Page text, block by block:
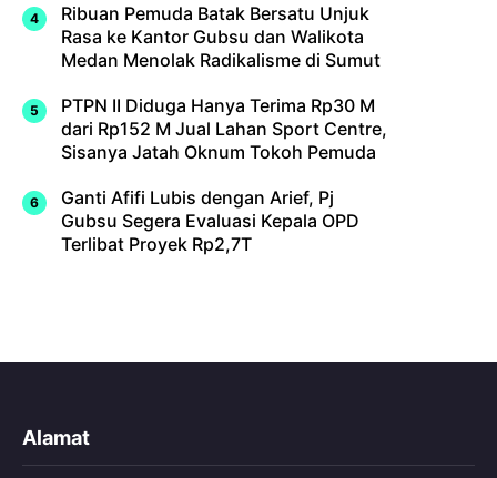
Ribuan Pemuda Batak Bersatu Unjuk
Rasa ke Kantor Gubsu dan Walikota
Medan Menolak Radikalisme di Sumut
PTPN II Diduga Hanya Terima Rp30 M
dari Rp152 M Jual Lahan Sport Centre,
Sisanya Jatah Oknum Tokoh Pemuda
Ganti Afifi Lubis dengan Arief, Pj
Gubsu Segera Evaluasi Kepala OPD
Terlibat Proyek Rp2,7T
Alamat